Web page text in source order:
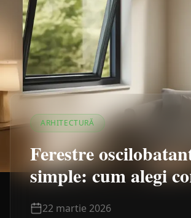
ARHITECTURĂ
Ferestre
simple: cum alegi
22 martie 2026